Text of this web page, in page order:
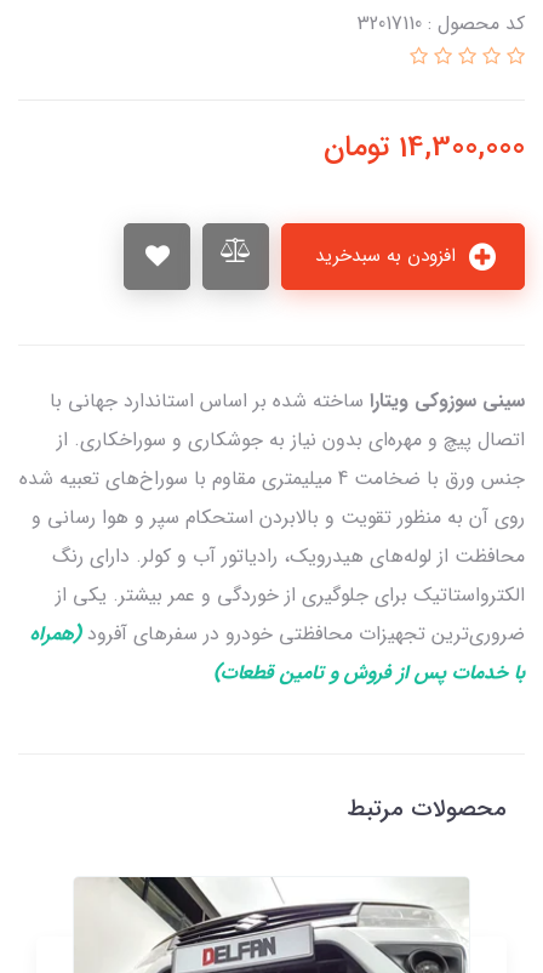
کد محصول : 32017110
14,300,000 تومان
سینی سوزوکی ویتارا ساخته شده بر اساس استاندارد جهانی با
اتصال پیچ و مهره‌ای بدون نیاز به جوشکاری و سوراخکاری. از
جنس ورق با ضخامت 4 میلیمتری مقاوم با سوراخ‌های تعبیه شده
روی آن به منظور تقویت و بالابردن استحکام سپر و هوا رسانی و
محافظت از لوله‌های هیدرویک، رادیاتور آب و کولر. دارای رنگ
الکترواستاتیک برای جلوگیری از خوردگی و عمر بیشتر. یکی از
ضروری‌ترین تجهیزات محافظتی خودرو در سفرهای آفرود(همراه
با خدمات پس از فروش و تامین قطعات)
محصولات مرتبط